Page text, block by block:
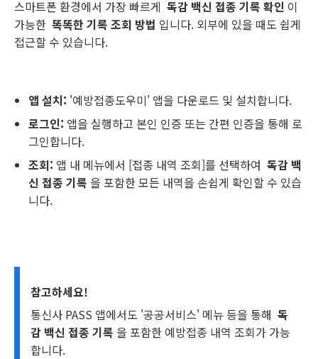
스마트폰 환경에서 가장 빠르게 독감 백신 접종 기록 확인 이
가능한 똑똑한 기록 조회 방법 입니다. 외부에 있을 때도 쉽게
접근할 수 있습니다.
앱 설치: '예방접종도우미' 앱을 다운로드 및 설치합니다.
로그인: 앱을 실행하고 본인 인증 또는 간편 인증을 통해 로
그인합니다.
조회: 앱 내 메뉴에서 [접종 내역 조회]를 선택하여 독감 백
신 접종 기록 을 포함한 모든 내역을 손쉽게 확인할 수 있습
니다.
참고하세요!
통신사 PASS 앱에서도 '공공서비스' 메뉴 등을 통해 독
감 백신 접종 기록 을 포함한 예방접종 내역 조회가 가능
합니다.